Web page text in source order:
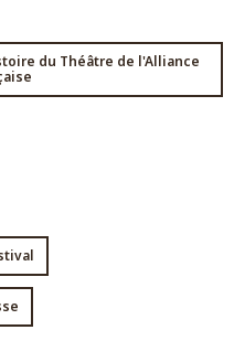
du Théâtre de l'Alliance